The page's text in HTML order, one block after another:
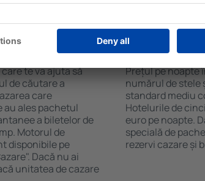
te va ajuta să
de căutare a
care
au ales pachetul
a biletelor de
Motorul de
disponibile pe
Dacă nu ai
unitatea de cazare
Cât costă o
Mount
Prețul pe noapte
numărul de stele
standard mediu
Hotelurile de
euro pe noapte.
specială de
rezervi cazare și